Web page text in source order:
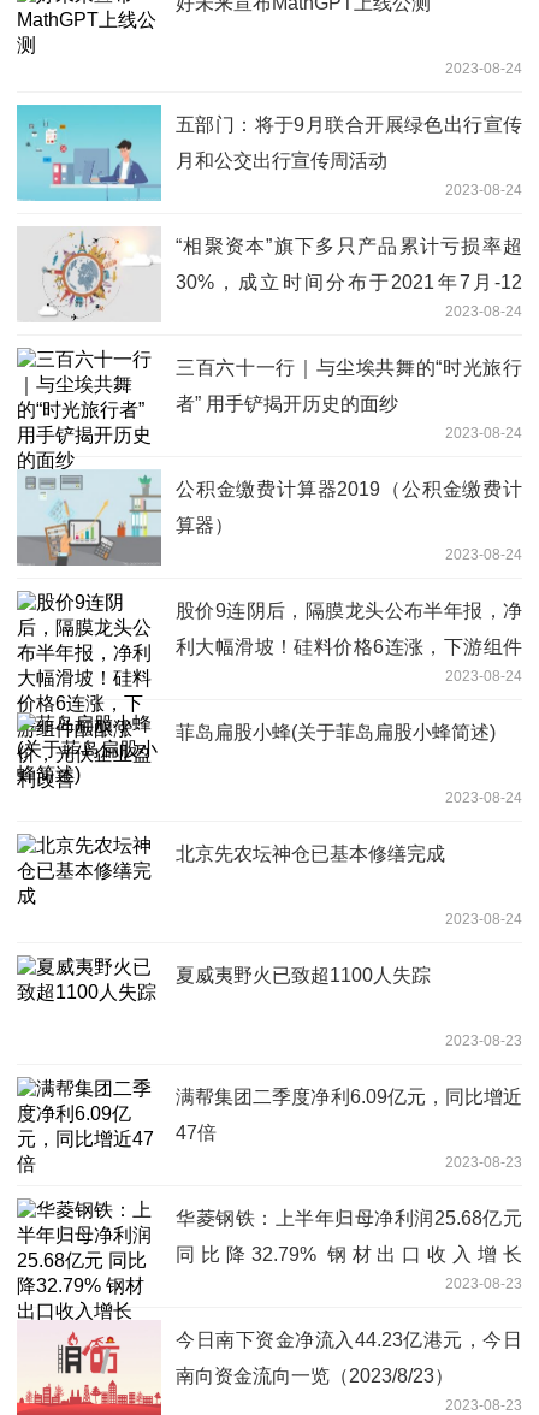
2023-08-24
五部门：将于9月联合开展绿色出行宣传
月和公交出行宣传周活动
2023-08-24
“相聚资本”旗下多只产品累计亏损率超
30%，成立时间分布于2021年7月-12
月，投资风格何去何从？|基金观察2023-08-24
三百六十一行｜与尘埃共舞的“时光旅行
者” 用手铲揭开历史的面纱
2023-08-24
公积金缴费计算器2019（公积金缴费计
算器）
2023-08-24
股价9连阴后，隔膜龙头公布半年报，净
利大幅滑坡！硅料价格6连涨，下游组件
2023-08-24
菲岛扁股小蜂(关于菲岛扁股小蜂简述)
2023-08-24
北京先农坛神仓已基本修缮完成
2023-08-24
夏威夷野火已致超1100人失踪
2023-08-23
满帮集团二季度净利6.09亿元，同比增近
47倍
2023-08-23
华菱钢铁：上半年归母净利润25.68亿元
同比降32.79% 钢材出口收入增长
2023-08-23
今日南下资金净流入44.23亿港元，今日
南向资金流向一览（2023/8/23）
2023-08-23